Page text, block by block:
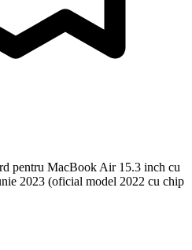
pentru MacBook Air 15.3 inch cu
2023 (oficial model 2022 cu chip